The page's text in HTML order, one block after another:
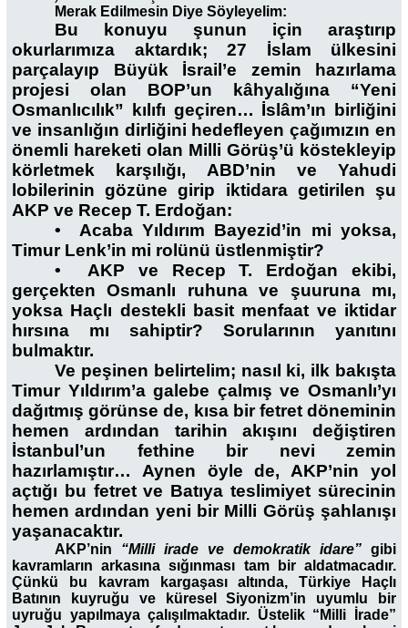
Merak Edilmesin Diye Söyleyelim:
Bu konuyu şunun için araştırıp
okurlarımıza aktardık; 27 İslam ülkesini
parçalayıp Büyük İsrail’e zemin hazırlama
projesi olan BOP’un kâhyalığına “Yeni
Osmanlıcılık” kılıfı geçiren… İslâm’ın birliğini
ve insanlığın dirliğini hedefleyen çağımızın en
önemli hareketi olan Milli Görüş’ü köstekleyip
körletmek karşılığı, ABD’nin ve Yahudi
lobilerinin gözüne girip iktidara getirilen şu
AKP ve Recep T. Erdoğan:
•
Acaba Yıldırım Bayezid’in mi yoksa,
Timur Lenk’in mi rolünü üstlenmiştir?
•
AKP ve Recep T. Erdoğan ekibi,
gerçekten Osmanlı ruhuna ve şuuruna mı,
yoksa Haçlı destekli basit menfaat ve iktidar
hırsına mı sahiptir? Sorularının yanıtını
bulmaktır.
Ve peşinen belirtelim; nasıl ki, ilk bakışta
Timur Yıldırım’a galebe çalmış ve Osmanlı’yı
dağıtmış görünse de, kısa bir fetret döneminin
hemen ardından tarihin akışını değiştiren
İstanbul’un fethine bir nevi zemin
hazırlamıştır… Aynen öyle de, AKP’nin yol
açtığı bu fetret ve Batıya teslimiyet sürecinin
hemen ardından yeni bir Milli Görüş şahlanışı
yaşanacaktır.
AKP’nin “Milli irade ve demokratik idare” gibi
kavramların arkasına sığınması tam bir aldatmacadır.
Çünkü bu kavram kargaşası altında, Türkiye Haçlı
Batının kuyruğu ve küresel Siyonizm’in uyumlu bir
uyruğu yapılmaya çalışılmaktadır. Üstelik “Milli İrade”